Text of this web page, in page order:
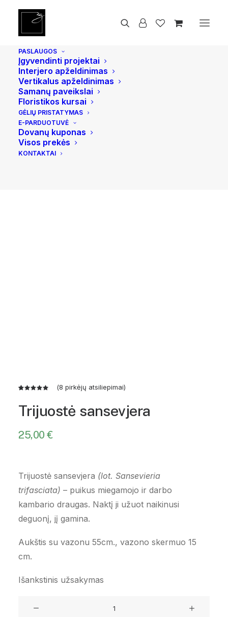
PASLAUGOS
Įgyvendinti projektai
Interjero apželdinimas
Vertikalus apželdinimas
Samanų paveikslai
Floristikos kursai
GĖLIŲ PRISTATYMAS
E-PARDUOTUVĖ
Dovanų kuponas
Visos prekės
KONTAKTAI
Pradžia Trijuostė sansevjera
5.00
iš 5
(viso
(8 pirkėjų atsiliepimai)
Trijuostė sansevjera
25,00€
Trijuostė sansevjera (lot. Sansevieria
trifasciata) – puikus miegamojo ir darbo
kambario draugas. Naktį ji užuot naikinusi
deguonį, jį gamina.
Aukštis su vazonu 55cm., vazono skermuo 15
cm.
Išankstinis užsakymas